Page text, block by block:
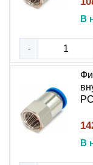
рассчитан
выполняет
Какая
параметрам
дефектов.
оформлении
Подходит
В
-
В